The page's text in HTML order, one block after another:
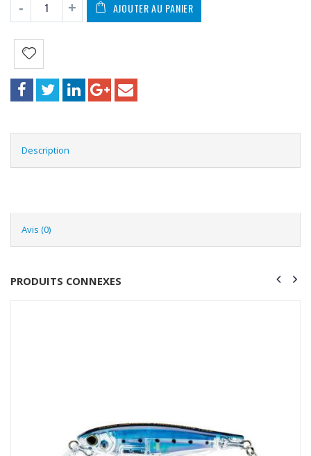
AJOUTER AU PANIER
Description
Avis (0)
PRODUITS CONNEXES